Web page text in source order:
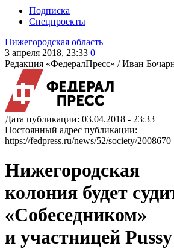
Подписка
Спецпроекты
Нижегородская область
3 апреля 2018, 23:33 0
Редакция «ФедералПресс» /Иван
Дата публикации: 03.04.2018 - 23:33
Постоянный адрес публикации:
https://fedpress.ru/news/52/society/2008670
Нижегородская
колония будет
«Собеседником»
и участницей